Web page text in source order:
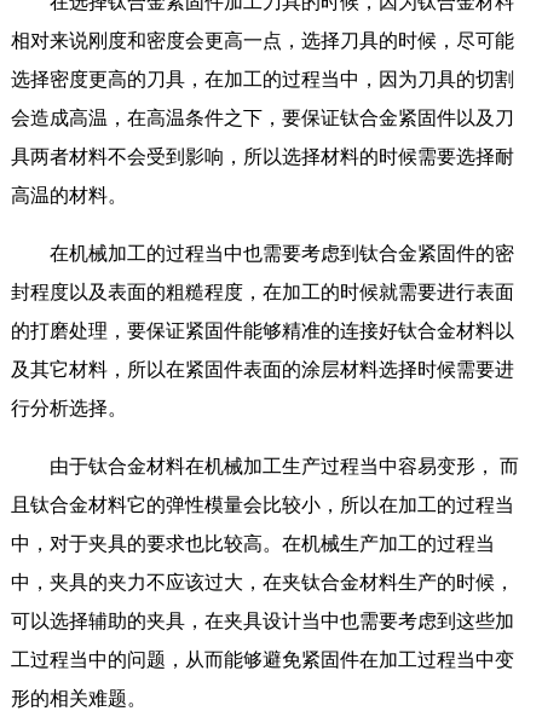
相对来说刚度和密度会更高一点，选择刀具的时候，尽可能
选择密度更高的刀具，在加工的过程当中，因为刀具的切割
会造成高温，在高温条件之下，要保证钛合金紧固件以及刀
具两者材料不会受到影响，所以选择材料的时候需要选择耐
高温的材料。
在机械加工的过程当中也需要考虑到钛合金紧固件的密
封程度以及表面的粗糙程度，在加工的时候就需要进行表面
的打磨处理，要保证紧固件能够精准的连接好钛合金材料以
及其它材料，所以在紧固件表面的涂层材料选择时候需要进
行分析选择。
由于钛合金材料在机械加工生产过程当中容易变形， 而
且钛合金材料它的弹性模量会比较小，所以在加工的过程当
中，对于夹具的要求也比较高。在机械生产加工的过程当
中，夹具的夹力不应该过大，在夹钛合金材料生产的时候，
可以选择辅助的夹具，在夹具设计当中也需要考虑到这些加
工过程当中的问题，从而能够避免紧固件在加工过程当中变
形的相关难题。